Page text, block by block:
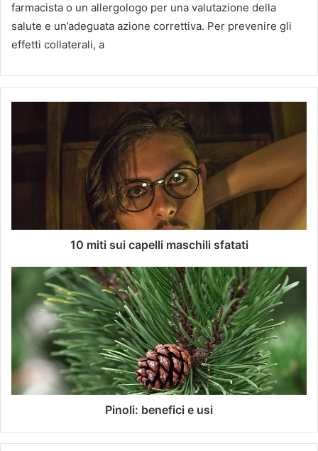
farmacista o un allergologo per una valutazione della
salute e un’adeguata azione correttiva. Per prevenire gli
effetti collaterali, a
10 miti sui capelli maschili sfatati
Pinoli: benefici e usi